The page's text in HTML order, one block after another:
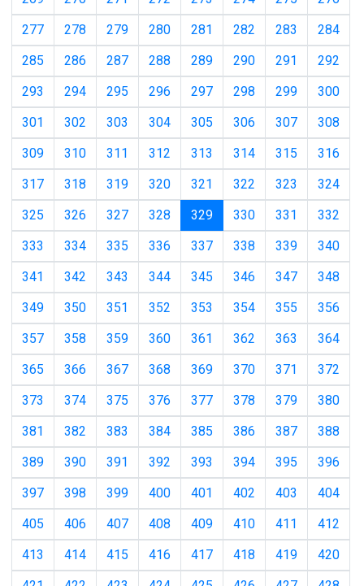
277
278 279 280 281 282 283
284
285
286 287 288 289 290 291
292
293
294 295 296 297 298 299
300
301
302 303 304 305 306 307
308
309
310 311 312 313 314 315
316
317
318 319 320 321 322 323
324
325
326 327 328 329(current)
330 331
332
333
334 335 336 337 338 339
340
341
342 343 344 345 346 347
348
349
350 351 352 353 354 355
356
357
358 359 360 361 362 363
364
365
366 367 368 369 370 371
372
373
374 375 376 377 378 379
380
381
382 383 384 385 386 387
388
389
390 391 392 393 394 395
396
397
398 399 400 401 402 403
404
405
406 407 408 409 410 411
412
413
414 415 416 417 418 419
420